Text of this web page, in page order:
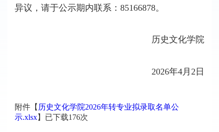
异议，请于公示期内联系：85166878。
历史文化学院
2026年4月 2 日
附件【 历史文化学院2026年转专业拟录取名单公
示.xlsx】已下载176次